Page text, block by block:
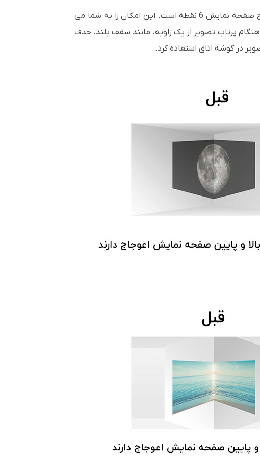
است که دارای قابلیت تصحیح صفحه نمایش 6 نقطه است. این امکان را به شما می
ای هنگام پرتاب تصویر از یک زاویه، مانند سقف بلند، حذف
در گوشه اتاق استفاده کرد.